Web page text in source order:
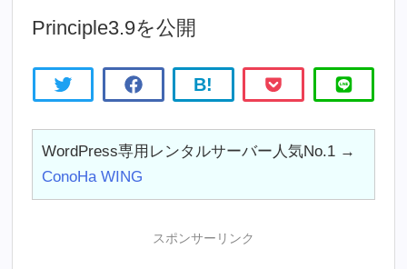
Principle3.9を公開
B!
WordPress専用レンタルサーバー人気No.1 →
ConoHa WING
スポンサーリンク